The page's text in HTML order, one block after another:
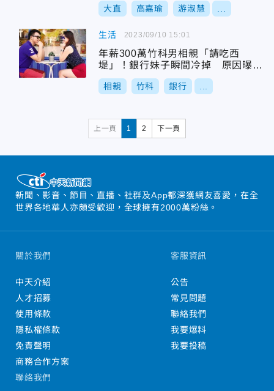
大直 高嘉瑜 游淑慧
生活
年薪300萬竹科男相親「請吃西
堤」！銀行妹子瞬間冷掉 原因曝光
網戰翻
相親 竹科 銀行
2023/09/10 15:01
上一頁 1 2 下一頁
新聞、影音、節目、直播、社群及App都深獲網友喜愛，在全
世界各地華人亦頗受歡迎，全球擁有2000萬粉絲。
關於我們
中天介紹
人才招募
使用條款
隱私權條款
免責聲明
商務合作方案
客服資訊
公告
常見問題
聯絡我們
我要爆料
我要投稿
聯絡我們